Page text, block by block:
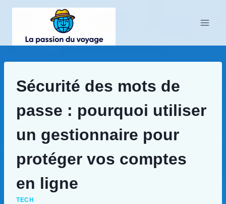
Aller
contenu
Sécurité des mots de
passe : pourquoi utiliser
un gestionnaire pour
protéger vos comptes
en ligne
TECH